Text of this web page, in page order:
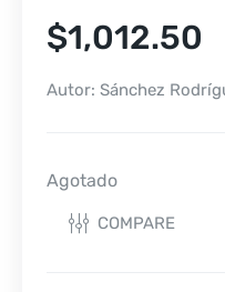
$1,012.50
Autor: Sánchez
Agotado
COMPARE